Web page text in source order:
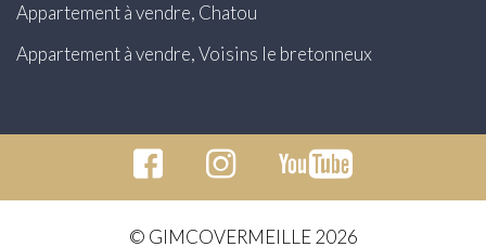
Appartement à vendre, Chatou
Appartement à vendre, Voisins le bretonneux
© GIMCOVERMEILLE 2026